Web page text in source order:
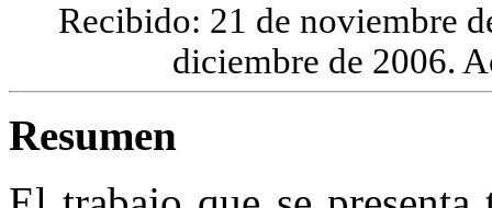
Recibido: 21 de noviembre
diciembre de 2006.
Resumen